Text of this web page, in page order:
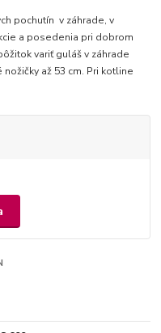
pochutín v záhrade, v
a posedenia pri dobrom
variť guláš v záhrade
až 53 cm. Pri kotline